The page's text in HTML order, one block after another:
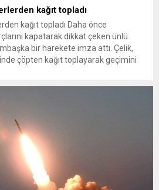
kağıt topladı
kağıt topladı Daha önce
kapatarak dikkat çeken ünlü
bir harekete imza attı. Çelik,
çöpten kağıt toplayarak geçimini